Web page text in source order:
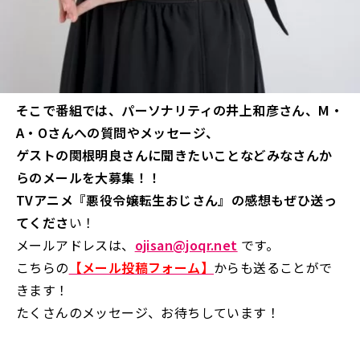
そこで番組では、パーソナリティの井上和彦さん、M・
A・Oさんへの質問やメッセージ、
ゲストの関根明良さんに聞きたいことなどみなさんか
らのメールを大募集！！
TVアニメ『悪役令嬢転生おじさん』の感想もぜひ送っ
てください！
メールアドレスは、 ojisan@joqr.net です。
こちらの 【メール投稿フォーム】 からも送ることがで
きます！
たくさんのメッセージ、お待ちしています！